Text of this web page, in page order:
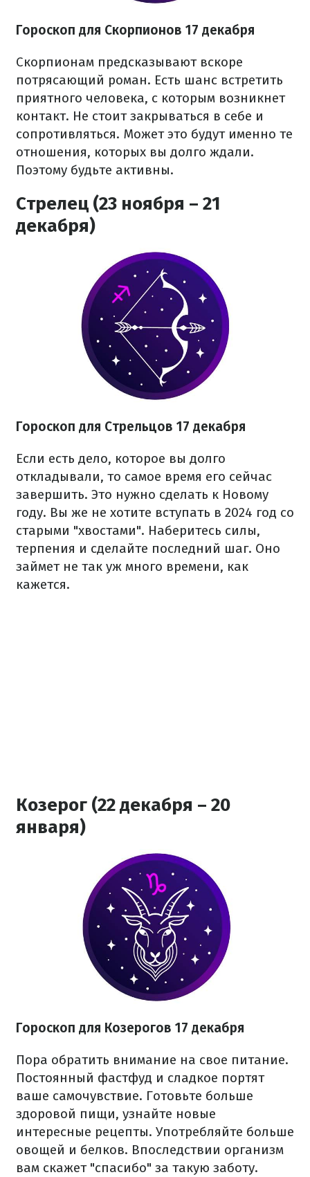
Гороскоп для Скорпионов 17 декабря
Скорпионам предсказывают вскоре
потрясающий роман. Есть шанс встретить
приятного человека, с которым возникнет
контакт. Не стоит закрываться в себе и
сопротивляться. Может это будут именно те
отношения, которых вы долго ждали.
Поэтому будьте активны.
Стрелец (23 ноября – 21
декабря)
Гороскоп для Стрельцов 17 декабря
Если есть дело, которое вы долго
откладывали, то самое время его сейчас
завершить. Это нужно сделать к Новому
году. Вы же не хотите вступать в 2024 год со
старыми "хвостами". Наберитесь силы,
терпения и сделайте последний шаг. Оно
займет не так уж много времени, как
кажется.
Козерог (22 декабря – 20
января)
Гороскоп для Козерогов 17 декабря
Пора обратить внимание на свое питание.
Постоянный фастфуд и сладкое портят
ваше самочувствие. Готовьте больше
здоровой пищи, узнайте новые
интересные рецепты. Употребляйте больше
овощей и белков. Впоследствии организм
вам скажет "спасибо" за такую заботу.